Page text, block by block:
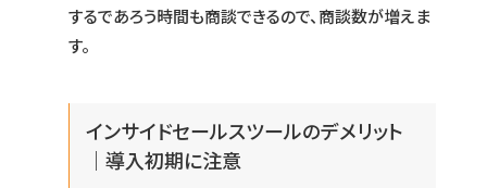
するであろう時間も商談できるので、商談数が増えま
す。
インサイドセールスツールのデメリット
｜導入初期に注意